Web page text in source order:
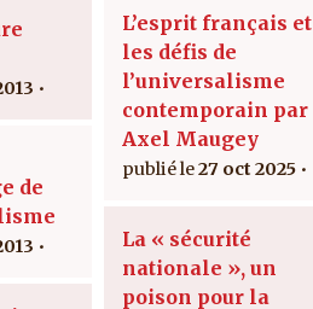
de
L’esprit français et
les défis de
l’universalisme
contemporain par
Axel Maugey
27 oct 2025
La « sécurité
nationale », un
poison pour la